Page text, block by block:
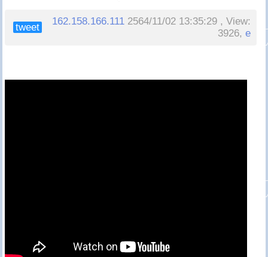
tweet
162.158.166.111 2564/11/02 13:35:29 , View:
3926,e